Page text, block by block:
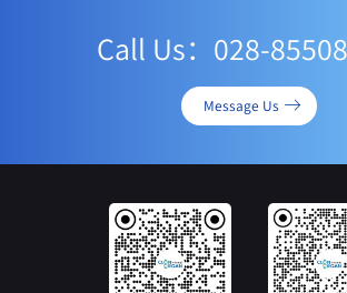
Call Us：028-
Message Us